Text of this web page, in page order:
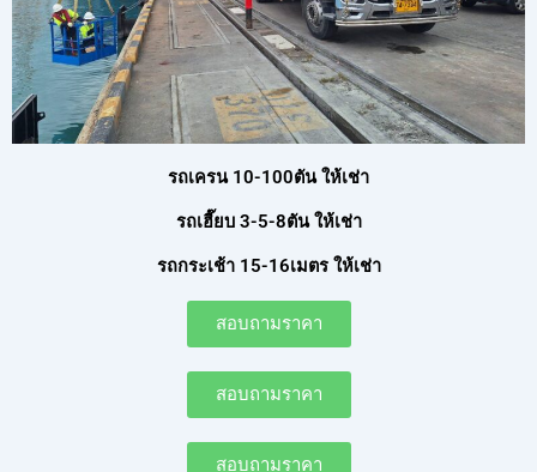
รถเครน 10-100ตัน ให้เช่า
รถเฮี๊ยบ 3-5-8ตัน ให้เช่า
รถกระเช้า 15-16เมตร ให้เช่า
สอบถามราคา
สอบถามราคา
สอบถามราคา